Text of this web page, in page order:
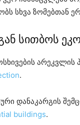
სხვა ზომებთან
სითბოს
არეკვლის
.
დანაკარგის
buildings.